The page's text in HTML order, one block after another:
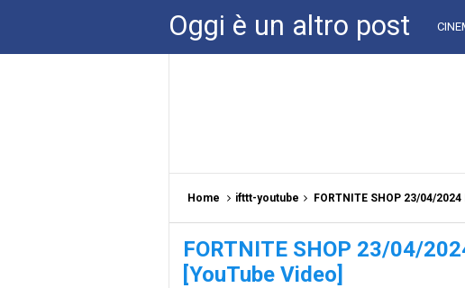
Oggi è un altro post
Home ifttt-youtube FORTNITE SHOP 23/04/
FORTNITE SHOP 23/04/
[YouTube Video]